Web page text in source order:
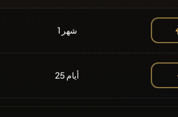
1 شهر
25 أيام